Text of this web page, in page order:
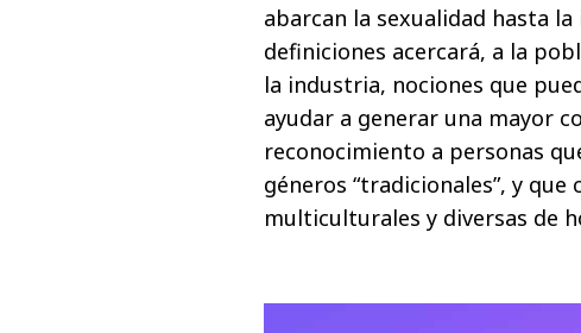
abarcan la sexualidad hasta
definiciones acercará, a la
la industria, nociones que
ayudar a generar una mayor
reconocimiento a personas
géneros “tradicionales”, y que
multiculturales y diversas de